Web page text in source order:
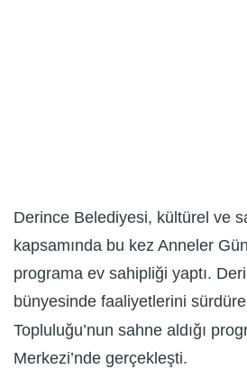
Derince Belediyesi, kültürel ve
kapsamında bu kez Anneler
programa ev sahipliği yaptı.
bünyesinde faaliyetlerini
Topluluğu’nun sahne aldığı
Merkezi’nde gerçekleşti.